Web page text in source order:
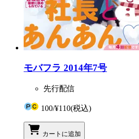
モバフラ 2014年7号
先行配信
100/¥110(税込)
カートに追加